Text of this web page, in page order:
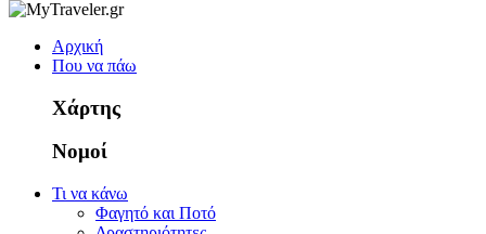
Αρχική
Που να πάω
Χάρτης
Νομοί
Τι να κάνω
Φαγητό και Ποτό